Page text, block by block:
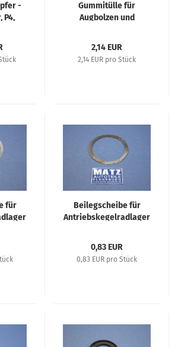
-
P4,
Blitz
Gummitülle für
Augbolzen und
Kadett 1,1 L, Opel 1,2 L,
Olympia 1,3 L, Opel 1,8
2,14 EUR
2,14 EUR pro Stück
für
51,
6,
Beilegscheibe für
Antriebskegelradlager
1,3 L, Olympia 38-51,
Opel 2 Liter, Super 6,
0,83 EUR
0,83 EUR pro Stück